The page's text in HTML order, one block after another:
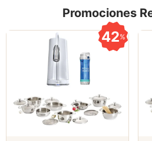
Promociones
42%